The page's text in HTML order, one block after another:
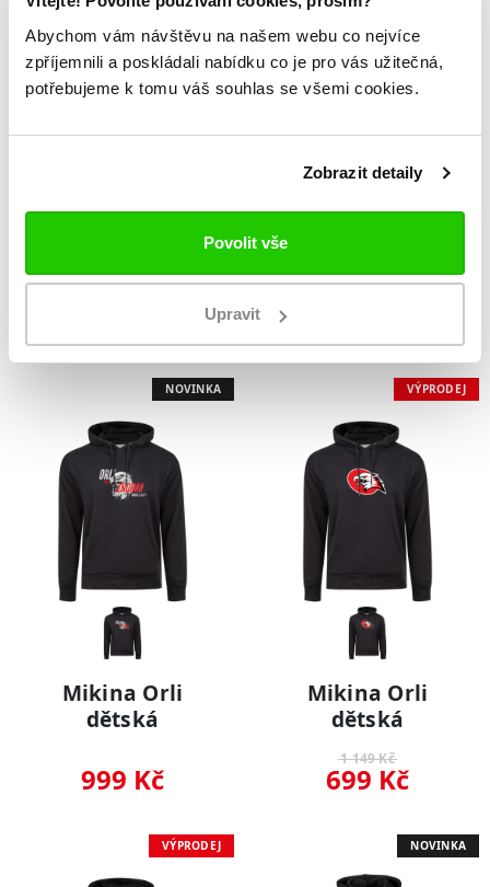
Abychom vám návštěvu na našem webu co nejvíce
zpříjemnili a poskládali nabídku co je pro vás užitečná,
potřebujeme k tomu váš souhlas se všemi cookies.
Zobrazit detaily
Povolit vše
Upravit
dětská
dětská
NOVINKA
Mikina Orli
dětská
999 Kč
VÝPRODEJ
Mikina Orli
dětská
1 149 Kč
699 Kč
VÝPRODEJ NOVINKA